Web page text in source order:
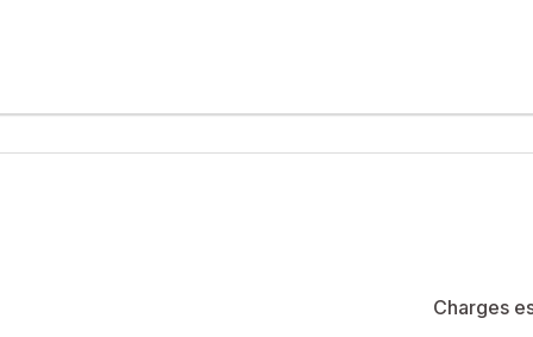
de Perpignan, à proximité immédiate de toutes les
sécurisée par badge à l’entrée, cet appartement de 49 m²
cuisine indépendante aménagée et équipée, d’une chambre
Charges